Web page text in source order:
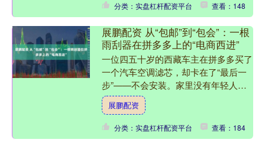
分类：实盘杠杆配资平台 查看：148
展鹏配资 从“包邮”到“包会”：一根
雨刮器在拼多多上的“电商西进”
一位四五十岁的西藏车主在拼多多买了
一个汽车空调滤芯，却卡在了“最后一
步”——不会安装。家里没有年轻人帮
忙，附近也难找汽修点，他只能通过平
台客服联系商家。 上海澳....
展鹏配资
分类：实盘杠杆配资平台 查看：184